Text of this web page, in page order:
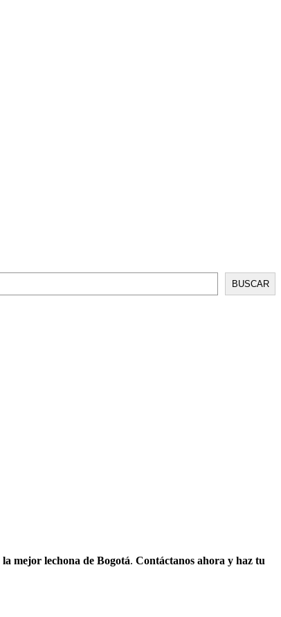
BUSCAR
la mejor lechona de Bogotá. Contáctanos ahora y haz tu